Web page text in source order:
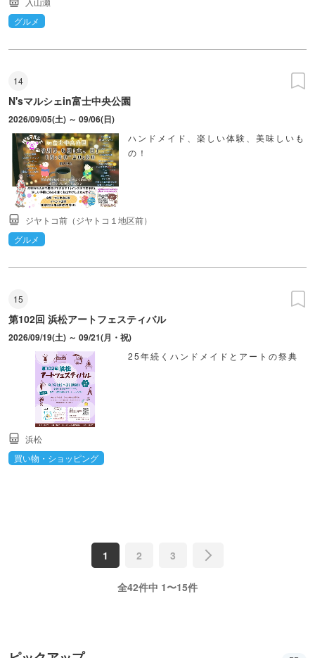
グルメ
14
N'sマルシェin富士中央公園
2026/09/05(土) ～ 09/06(日)
ハンドメイド、楽しい体験、美味しいも
の！
ジヤトコ前（ジヤトコ１地区前）
グルメ
15
第102回 浜松アートフェスティバル
2026/09/19(土) ～ 09/21(月・祝)
25年続くハンドメイドとアートの祭典
浜松
買い物・ショッピング
1 2 3
全42件中 1〜15件